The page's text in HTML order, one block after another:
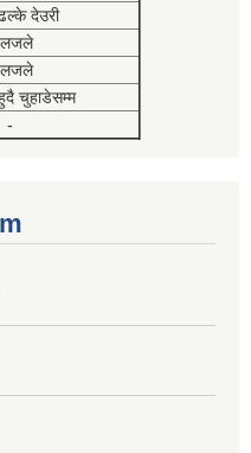
देउरी
चुहाडेसम्म
-